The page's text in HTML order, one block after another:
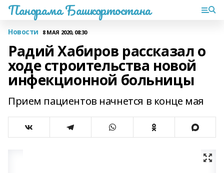
Панорама Башкортостана
Новости 8 МАЯ 2020, 08:30
Радий Хабиров рассказал о
ходе строительства новой
инфекционной больницы
Прием пациентов начнется в конце мая